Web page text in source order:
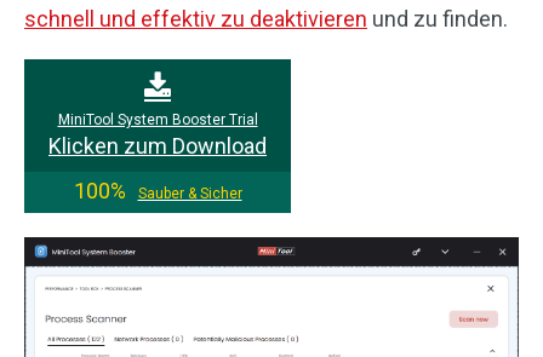
schnell und effektiv zu deaktivieren und zu finden.
MiniTool System Booster Trial
Klicken zum Download
100%
Sauber & Sicher